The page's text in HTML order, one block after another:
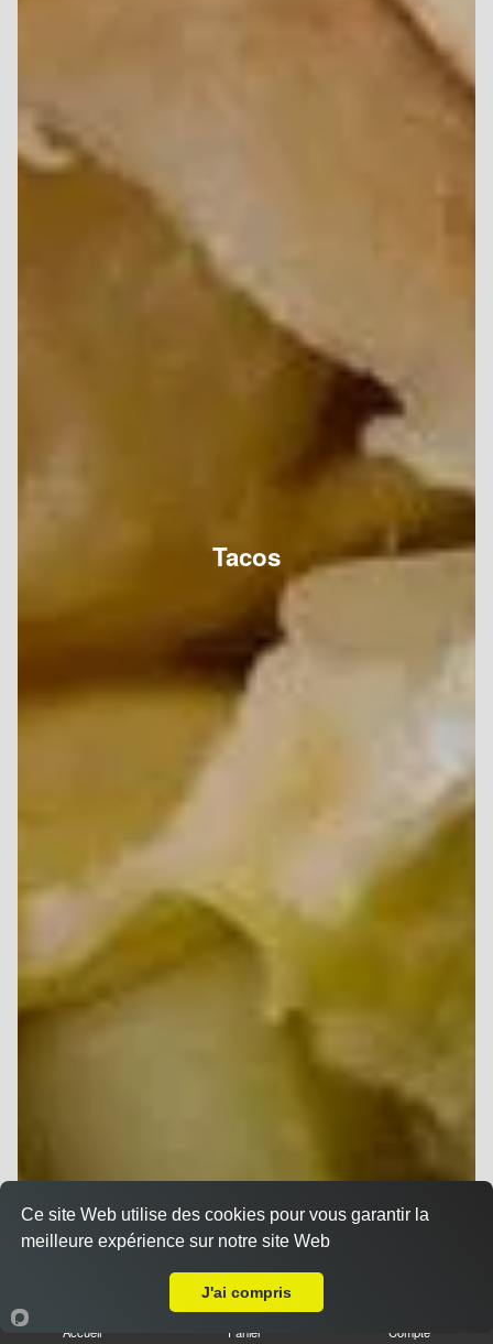
Tacos
Accueil Panier Compte
Ce site Web utilise des cookies pour vous garantir la
meilleure expérience sur notre site Web
J'ai compris